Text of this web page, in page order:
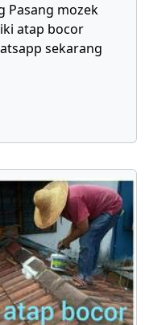
Pasang mozek
atap bocor
sekarang